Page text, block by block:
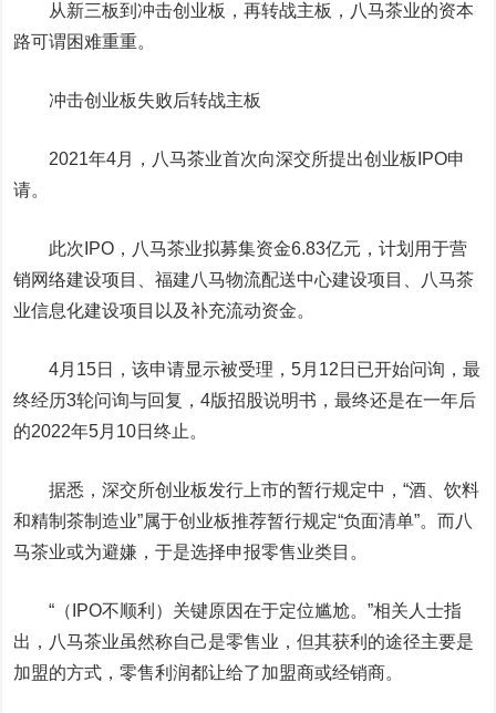
从新三板到冲击创业板，再转战主板，八马茶业的资本
路可谓困难重重。
冲击创业板失败后转战主板
2021年4月，八马茶业首次向深交所提出创业板IPO申
请。
此次IPO，八马茶业拟募集资金6.83亿元，计划用于营
销网络建设项目、福建八马物流配送中心建设项目、八马茶
业信息化建设项目以及补充流动资金。
4月15日，该申请显示被受理，5月12日已开始问询，最
终经历3轮问询与回复，4版招股说明书，最终还是在一年后
的2022年5月10日终止。
据悉，深交所创业板发行上市的暂行规定中，“酒、饮料
和精制茶制造业”属于创业板推荐暂行规定“负面清单”。而八
马茶业或为避嫌，于是选择申报零售业类目。
“（IPO不顺利）关键原因在于定位尴尬。”相关人士指
出，八马茶业虽然称自己是零售业，但其获利的途径主要是
加盟的方式，零售利润都让给了加盟商或经销商。